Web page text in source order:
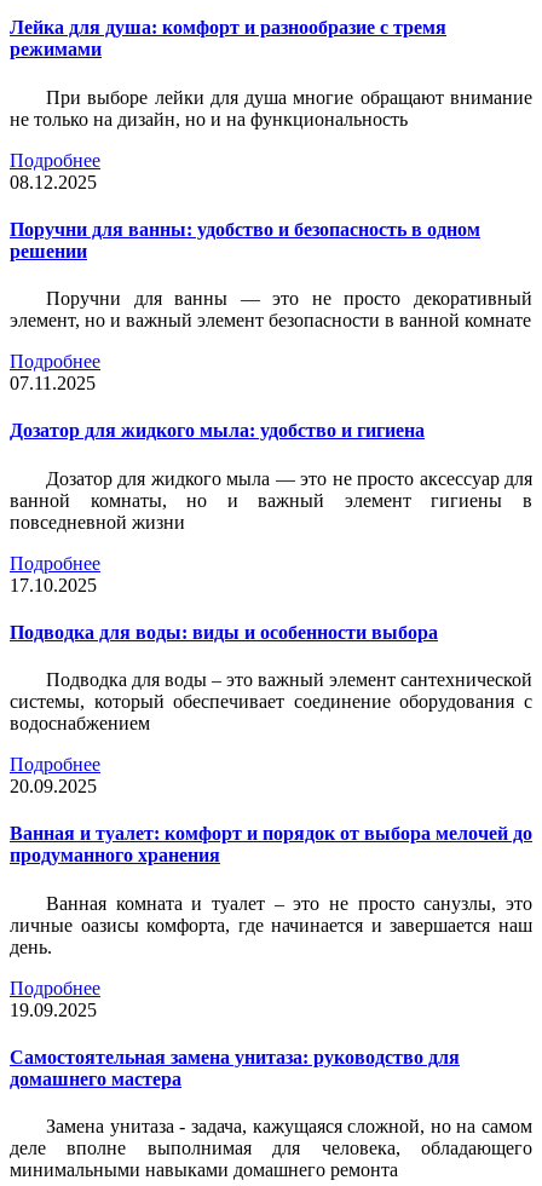
Лейка для душа: комфорт и разнообразие с тремя
режимами
При выборе лейки для душа многие обращают внимание
не только на дизайн, но и на функциональность
Подробнее
08.12.2025
Поручни для ванны: удобство и безопасность в одном
решении
Поручни для ванны — это не просто декоративный
элемент, но и важный элемент безопасности в ванной комнате
Подробнее
07.11.2025
Дозатор для жидкого мыла: удобство и гигиена
Дозатор для жидкого мыла — это не просто аксессуар для
ванной комнаты, но и важный элемент гигиены в
повседневной жизни
Подробнее
17.10.2025
Подводка для воды: виды и особенности выбора
Подводка для воды – это важный элемент сантехнической
системы, который обеспечивает соединение оборудования с
водоснабжением
Подробнее
20.09.2025
Ванная и туалет: комфорт и порядок от выбора мелочей до
продуманного хранения
Ванная комната и туалет – это не просто санузлы, это
личные оазисы комфорта, где начинается и завершается наш
день.
Подробнее
19.09.2025
Самостоятельная замена унитаза: руководство для
домашнего мастера
Замена унитаза - задача, кажущаяся сложной, но на самом
деле вполне выполнимая для человека, обладающего
минимальными навыками домашнего ремонта